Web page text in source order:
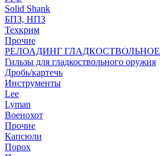
Solid Shank
БПЗ, НПЗ
Техкрим
Прочие
РЕЛОАДИНГ ГЛАДКОСТВОЛЬНОЕ
Гильзы для гладкоствольного оружия
Дробь/картечь
Инструменты
Lee
Lyman
Военохот
Прочие
Капсюли
Порох